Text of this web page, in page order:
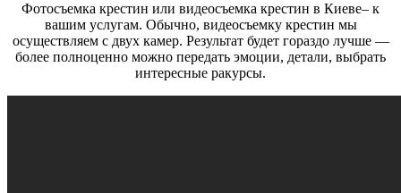
Фотосъемка крестин или видеосъемка крестин в Киеве– к
вашим услугам. Обычно, видеосъемку крестин мы
осуществляем с двух камер. Результат будет гораздо лучше —
более полноценно можно передать эмоции, детали, выбрать
интересные ракурсы.